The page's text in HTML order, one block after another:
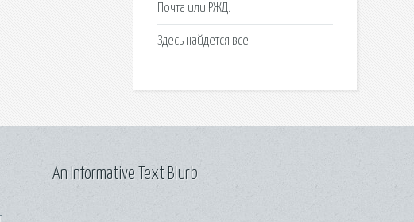
Почта или РЖД.
Здесь найдется все.
An Informative Text Blurb